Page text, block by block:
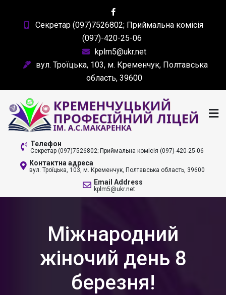
content
Секретар (097)7526802; Приймальна комісія
(097)-420-25-06
kplm5@ukr.net
вул. Троїцька, 103, м. Кременчук, Полтавська
область, 39600
КРЕМЕНЧУЦЬКИЙ
ПРОФЕСІЙНИЙ ЛІЦЕЙ
ІМ. А. С. МАКАРЕНКА
Телефон
Секретар (097)7526802; Приймальна комісія (097)-420-25-06
Контактна адреса
вул. Троїцька, 103, м. Кременчук, Полтавська область, 39600
Email Address
kplm5@ukr.net
Міжнародний
жіночий день 8
березня!